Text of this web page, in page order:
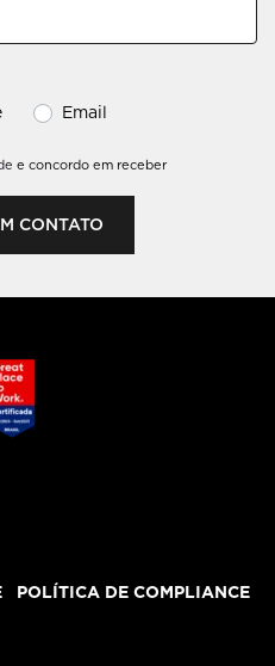
Email
e concordo em receber
CONTATO
POLÍTICA DE COMPLIANCE